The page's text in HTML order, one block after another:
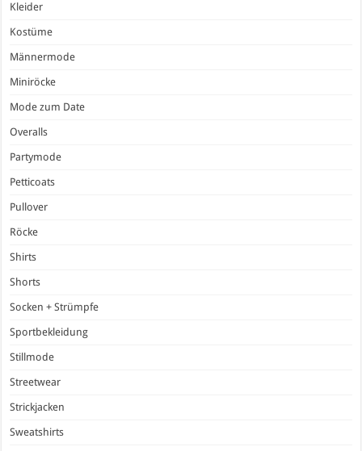
Kleider
Kostüme
Männermode
Miniröcke
Mode zum Date
Overalls
Partymode
Petticoats
Pullover
Röcke
Shirts
Shorts
Socken + Strümpfe
Sportbekleidung
Stillmode
Streetwear
Strickjacken
Sweatshirts